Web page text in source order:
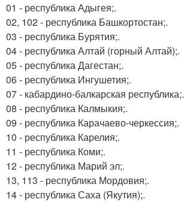
01 - республика Адыгея;.
02, 102 - республика Башкортостан;.
03 - республика Бурятия;.
04 - республика Алтай (горный Алтай);.
05 - республика Дагестан;.
06 - республика Ингушетия;.
07 - кабардино-балкарская республика;.
08 - республика Калмыкия;.
09 - республика Карачаево-черкессия;.
10 - республика Карелия;.
11 - республика Коми;.
12 - республика Марий эл;.
13, 113 - республика Мордовия;.
14 - республика Саха (Якутия);.